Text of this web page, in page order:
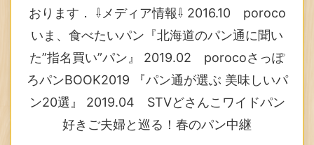
おります． ⇩メディア情報⇩ 2016.10 poroco
いま、食べたいパン『北海道のパン通に聞い
た”指名買い”パン』 2019.02 porocoさっぽ
ろパンBOOK2019 『パン通が選ぶ 美味しいパ
ン20選』 2019.04 STVどさんこワイドパン
好きご夫婦と巡る！春のパン中継